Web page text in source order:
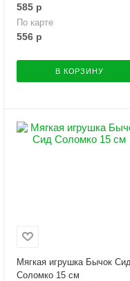
585 р
По карте
556 р
В КОРЗИНУ
Мягкая игрушка Бычок Сид
Соломко 15 см